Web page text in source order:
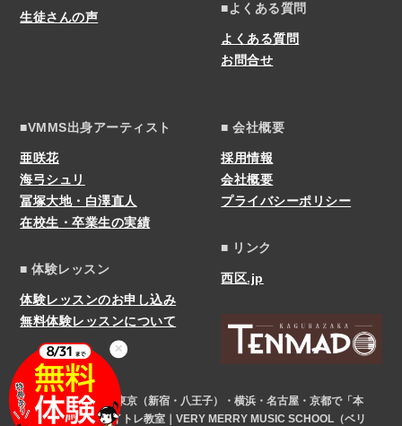
生徒さんの声
■よくある質問
よくある質問
お問合せ
■VMMS出身アーティスト
亜咲花
海弓シュリ
冨塚大地・白澤直人
在校生・卒業生の実績
■ 体験レッスン
体験レッスンのお申し込み
無料体験レッスンについて
■ 会社概要
採用情報
会社概要
プライバシーポリシー
■ リンク
西区.jp
COPYRIGHT © 東京（新宿・八王子）・横浜・名古屋・京都で「本
気」になれるボイトレ教室｜VERY MERRY MUSIC SCHOOL（ベリ
✕